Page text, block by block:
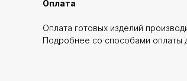
Оплата
Оплата готовых изделий
Подробнее со способами оплаты